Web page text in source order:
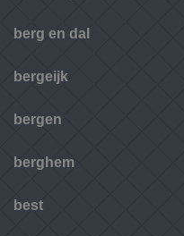
berg en dal
bergeijk
bergen
berghem
best